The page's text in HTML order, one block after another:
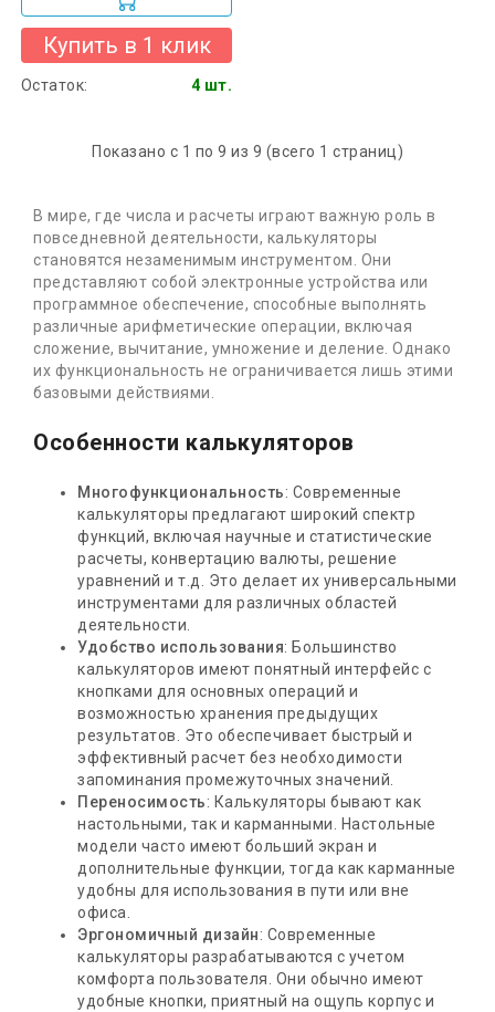
Купить в 1 клик
Остаток: 4 шт.
Показано с 1 по 9 из 9 (всего 1 страниц)
В мире, где числа и расчеты играют важную роль в
повседневной деятельности, калькуляторы
становятся незаменимым инструментом. Они
представляют собой электронные устройства или
программное обеспечение, способные выполнять
различные арифметические операции, включая
сложение, вычитание, умножение и деление. Однако
их функциональность не ограничивается лишь этими
базовыми действиями.
Особенности калькуляторов
Многофункциональность: Современные
калькуляторы предлагают широкий спектр
функций, включая научные и статистические
расчеты, конвертацию валюты, решение
уравнений и т.д. Это делает их универсальными
инструментами для различных областей
деятельности.
Удобство использования: Большинство
калькуляторов имеют понятный интерфейс с
кнопками для основных операций и
возможностью хранения предыдущих
результатов. Это обеспечивает быстрый и
эффективный расчет без необходимости
запоминания промежуточных значений.
Переносимость: Калькуляторы бывают как
настольными, так и карманными. Настольные
модели часто имеют больший экран и
дополнительные функции, тогда как карманные
удобны для использования в пути или вне
офиса.
Эргономичный дизайн: Современные
калькуляторы разрабатываются с учетом
комфорта пользователя. Они обычно имеют
удобные кнопки, приятный на ощупь корпус и